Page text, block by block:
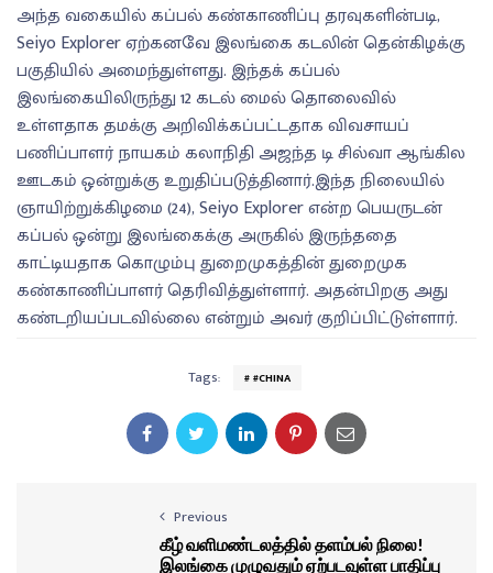
அந்த வகையில் கப்பல் கண்காணிப்பு தரவுகளின்படி,
Seiyo Explorer ஏற்கனவே இலங்கை கடலின் தென்கிழக்கு
பகுதியில் அமைந்துள்ளது. இந்தக் கப்பல்
இலங்கையிலிருந்து 12 கடல் மைல் தொலைவில்
உள்ளதாக தமக்கு அறிவிக்கப்பட்டதாக விவசாயப்
பணிப்பாளர் நாயகம் கலாநிதி அஜந்த டி சில்வா ஆங்கில
ஊடகம் ஒன்றுக்கு உறுதிப்படுத்தினார்.இந்த நிலையில்
ஞாயிற்றுக்கிழமை (24), Seiyo Explorer என்ற பெயருடன்
கப்பல் ஒன்று இலங்கைக்கு அருகில் இருந்ததை
காட்டியதாக கொழும்பு துறைமுகத்தின் துறைமுக
கண்காணிப்பாளர் தெரிவித்துள்ளார். அதன்பிறகு அது
கண்டறியப்படவில்லை என்றும் அவர் குறிப்பிட்டுள்ளார்.
Tags: #CHINA
Previous
கீழ் வளிமண்டலத்தில் தளம்பல் நிலை!
இலங்கை முழுவதும் ஏற்படவுள்ள பாதிப்பு